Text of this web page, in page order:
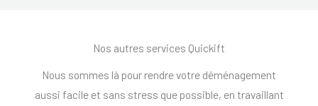
Nos autres services Quickift
Nous sommes là pour rendre votre déménagement
aussi facile et sans stress que possible, en travaillant